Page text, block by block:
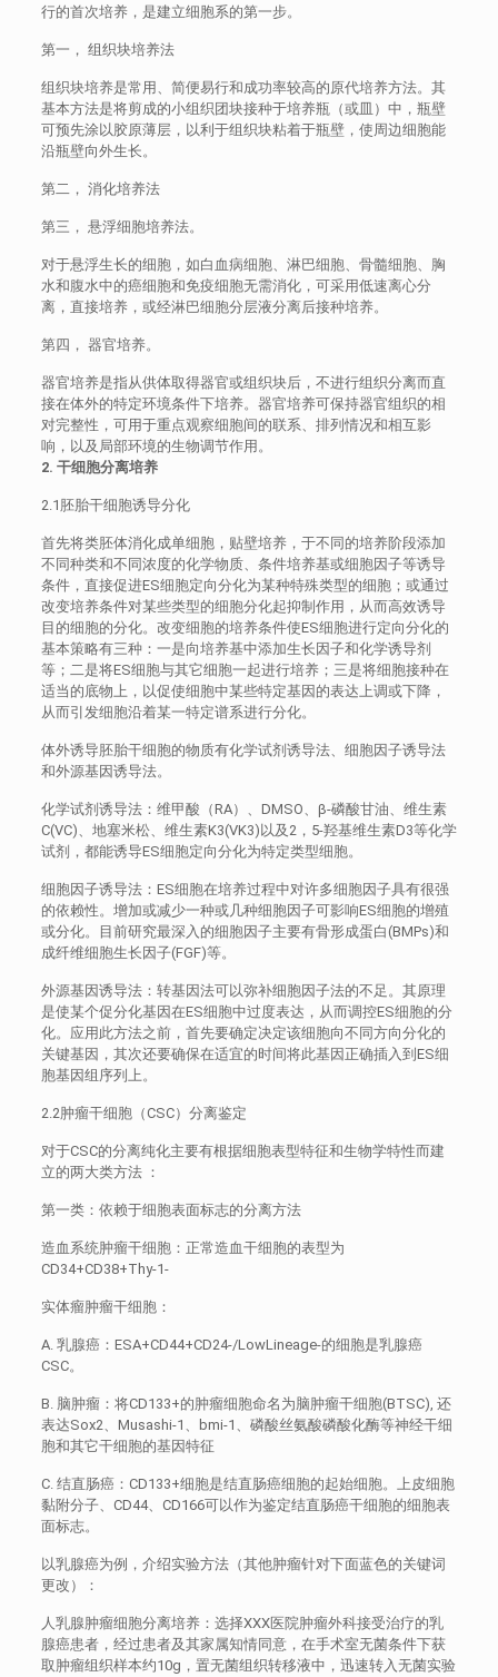
行的首次培养，是建立细胞系的第一步。
第一， 组织块培养法
组织块培养是常用、简便易行和成功率较高的原代培养方法。其
基本方法是将剪成的小组织团块接种于培养瓶（或皿）中，瓶壁
可预先涂以胶原薄层，以利于组织块粘着于瓶壁，使周边细胞能
沿瓶壁向外生长。
第二， 消化培养法
第三， 悬浮细胞培养法。
对于悬浮生长的细胞，如白血病细胞、淋巴细胞、骨髓细胞、胸
水和腹水中的癌细胞和免疫细胞无需消化，可采用低速离心分
离，直接培养，或经淋巴细胞分层液分离后接种培养。
第四， 器官培养。
器官培养是指从供体取得器官或组织块后，不进行组织分离而直
接在体外的特定环境条件下培养。器官培养可保持器官组织的相
对完整性，可用于重点观察细胞间的联系、排列情况和相互影
响，以及局部环境的生物调节作用。
2. 干细胞分离培养
2.1胚胎干细胞诱导分化
首先将类胚体消化成单细胞，贴壁培养，于不同的培养阶段添加
不同种类和不同浓度的化学物质、条件培养基或细胞因子等诱导
条件，直接促进ES细胞定向分化为某种特殊类型的细胞；或通过
改变培养条件对某些类型的细胞分化起抑制作用，从而高效诱导
目的细胞的分化。改变细胞的培养条件使ES细胞进行定向分化的
基本策略有三种：一是向培养基中添加生长因子和化学诱导剂
等；二是将ES细胞与其它细胞一起进行培养；三是将细胞接种在
适当的底物上，以促使细胞中某些特定基因的表达上调或下降，
从而引发细胞沿着某一特定谱系进行分化。
体外诱导胚胎干细胞的物质有化学试剂诱导法、细胞因子诱导法
和外源基因诱导法。
化学试剂诱导法：维甲酸（RA）、DMSO、β-磷酸甘油、维生素
C(VC)、地塞米松、维生素K3(VK3)以及2，5-羟基维生素D3等化学
试剂，都能诱导ES细胞定向分化为特定类型细胞。
细胞因子诱导法：ES细胞在培养过程中对许多细胞因子具有很强
的依赖性。增加或减少一种或几种细胞因子可影响ES细胞的增殖
或分化。目前研究最深入的细胞因子主要有骨形成蛋白(BMPs)和
成纤维细胞生长因子(FGF)等。
外源基因诱导法：转基因法可以弥补细胞因子法的不足。其原理
是使某个促分化基因在ES细胞中过度表达，从而调控ES细胞的分
化。应用此方法之前，首先要确定决定该细胞向不同方向分化的
关键基因，其次还要确保在适宜的时间将此基因正确插入到ES细
胞基因组序列上。
2.2肿瘤干细胞（CSC）分离鉴定
对于CSC的分离纯化主要有根据细胞表型特征和生物学特性而建
立的两大类方法 ：
第一类：依赖于细胞表面标志的分离方法
造血系统肿瘤干细胞：正常造血干细胞的表型为
CD34+CD38+Thy-1-
实体瘤肿瘤干细胞：
A. 乳腺癌：ESA+CD44+CD24-/LowLineage-的细胞是乳腺癌
CSC。
B. 脑肿瘤：将CD133+的肿瘤细胞命名为脑肿瘤干细胞(BTSC), 还
表达Sox2、Musashi-1、bmi-1、磷酸丝氨酸磷酸化酶等神经干细
胞和其它干细胞的基因特征
C. 结直肠癌：CD133+细胞是结直肠癌细胞的起始细胞。上皮细胞
黏附分子、CD44、CD166可以作为鉴定结直肠癌干细胞的细胞表
面标志。
以乳腺癌为例，介绍实验方法（其他肿瘤针对下面蓝色的关键词
更改）：
人乳腺肿瘤细胞分离培养：选择XXX医院肿瘤外科接受治疗的乳
腺癌患者，经过患者及其家属知情同意，在手术室无菌条件下获
取肿瘤组织样本约10g，置无菌组织转移液中，迅速转入无菌实验